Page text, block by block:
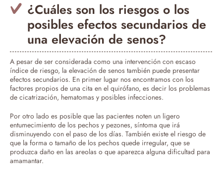
¿Cuáles son los riesgos o los
posibles efectos secundarios de
una elevación de senos?
A pesar de ser considerada como una intervención con escaso
índice de riesgo, la elevación de senos también puede presentar
efectos secundarios. En primer lugar nos encontramos con los
factores propios de una cita en el quirófano, es decir los problemas
de cicatrización, hematomas y posibles infecciones.
Por otro lado es posible que las pacientes noten un ligero
entumecimiento de los pechos y pezones, síntoma que irá
disminuyendo con el paso de los días. También existe el riesgo de
que la forma o tamaño de los pechos quede irregular, que se
produzca daño en las areolas o que aparezca alguna dificultad para
amamantar.